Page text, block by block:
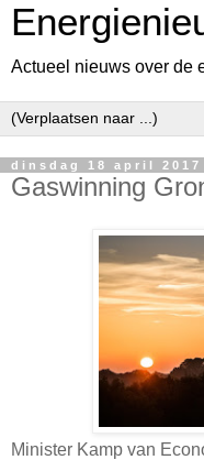
Actueel nieuws over de
dinsdag 18 april 2017
Gaswinning
Minister Kamp van